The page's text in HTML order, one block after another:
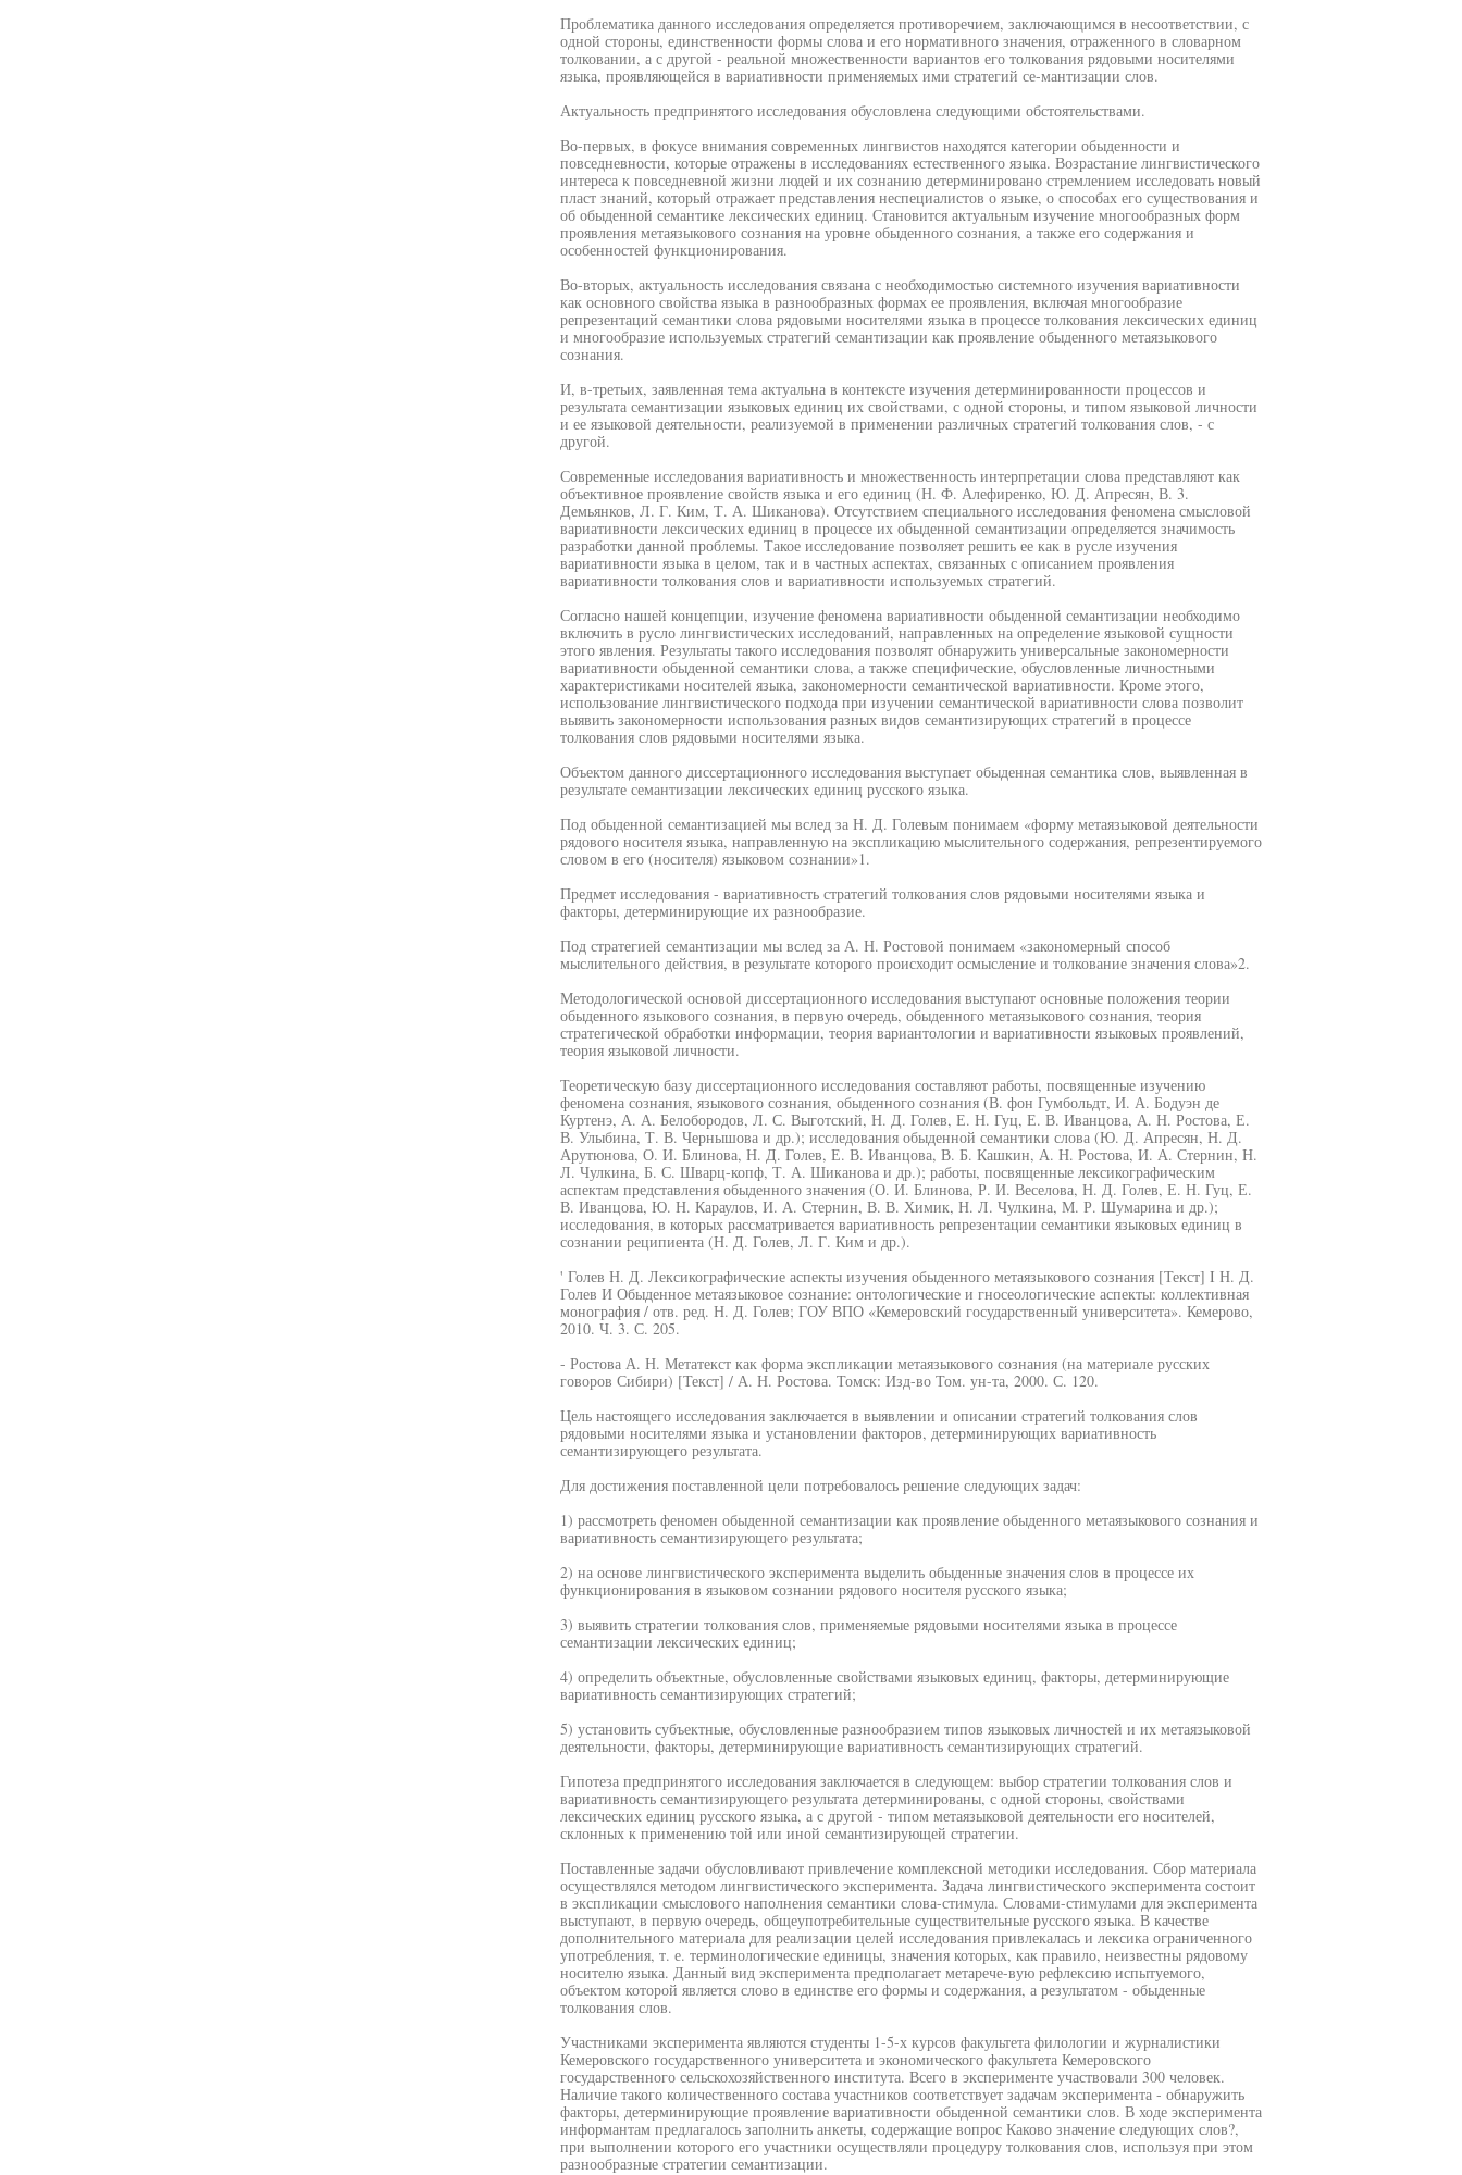
Проблематика данного исследования определяется противоречием, заключающимся в несоответствии, с
одной стороны, единственности формы слова и его нормативного значения, отраженного в словарном
толковании, а с другой - реальной множественности вариантов его толкования рядовыми носителями
языка, проявляющейся в вариативности применяемых ими стратегий се-мантизации слов.
Актуальность предпринятого исследования обусловлена следующими обстоятельствами.
Во-первых, в фокусе внимания современных лингвистов находятся категории обыденности и
повседневности, которые отражены в исследованиях естественного языка. Возрастание лингвистического
интереса к повседневной жизни людей и их сознанию детерминировано стремлением исследовать новый
пласт знаний, который отражает представления неспециалистов о языке, о способах его существования и
об обыденной семантике лексических единиц. Становится актуальным изучение многообразных форм
проявления метаязыкового сознания на уровне обыденного сознания, а также его содержания и
особенностей функционирования.
Во-вторых, актуальность исследования связана с необходимостью системного изучения вариативности
как основного свойства языка в разнообразных формах ее проявления, включая многообразие
репрезентаций семантики слова рядовыми носителями языка в процессе толкования лексических единиц
и многообразие используемых стратегий семантизации как проявление обыденного метаязыкового
сознания.
И, в-третьих, заявленная тема актуальна в контексте изучения детерминированности процессов и
результата семантизации языковых единиц их свойствами, с одной стороны, и типом языковой личности
и ее языковой деятельности, реализуемой в применении различных стратегий толкования слов, - с
другой.
Современные исследования вариативность и множественность интерпретации слова представляют как
объективное проявление свойств языка и его единиц (Н. Ф. Алефиренко, Ю. Д. Апресян, В. 3.
Демьянков, Л. Г. Ким, Т. А. Шиканова). Отсутствием специального исследования феномена смысловой
вариативности лексических единиц в процессе их обыденной семантизации определяется значимость
разработки данной проблемы. Такое исследование позволяет решить ее как в русле изучения
вариативности языка в целом, так и в частных аспектах, связанных с описанием проявления
вариативности толкования слов и вариативности используемых стратегий.
Согласно нашей концепции, изучение феномена вариативности обыденной семантизации необходимо
включить в русло лингвистических исследований, направленных на определение языковой сущности
этого явления. Результаты такого исследования позволят обнаружить универсальные закономерности
вариативности обыденной семантики слова, а также специфические, обусловленные личностными
характеристиками носителей языка, закономерности семантической вариативности. Кроме этого,
использование лингвистического подхода при изучении семантической вариативности слова позволит
выявить закономерности использования разных видов семантизирующих стратегий в процессе
толкования слов рядовыми носителями языка.
Объектом данного диссертационного исследования выступает обыденная семантика слов, выявленная в
результате семантизации лексических единиц русского языка.
Под обыденной семантизацией мы вслед за Н. Д. Голевым понимаем «форму метаязыковой деятельности
рядового носителя языка, направленную на экспликацию мыслительного содержания, репрезентируемого
словом в его (носителя) языковом сознании»1.
Предмет исследования - вариативность стратегий толкования слов рядовыми носителями языка и
факторы, детерминирующие их разнообразие.
Под стратегией семантизации мы вслед за А. Н. Ростовой понимаем «закономерный способ
мыслительного действия, в результате которого происходит осмысление и толкование значения слова»2.
Методологической основой диссертационного исследования выступают основные положения теории
обыденного языкового сознания, в первую очередь, обыденного метаязыкового сознания, теория
стратегической обработки информации, теория вариантологии и вариативности языковых проявлений,
теория языковой личности.
Теоретическую базу диссертационного исследования составляют работы, посвященные изучению
феномена сознания, языкового сознания, обыденного сознания (В. фон Гумбольдт, И. А. Бодуэн де
Куртенэ, А. А. Белобородов, Л. С. Выготский, Н. Д. Голев, Е. Н. Гуц, Е. В. Иванцова, А. Н. Ростова, Е.
В. Улыбина, Т. В. Чернышова и др.); исследования обыденной семантики слова (Ю. Д. Апресян, Н. Д.
Арутюнова, О. И. Блинова, Н. Д. Голев, Е. В. Иванцова, В. Б. Кашкин, А. Н. Ростова, И. А. Стернин, Н.
Л. Чулкина, Б. С. Шварц-копф, Т. А. Шиканова и др.); работы, посвященные лексикографическим
аспектам представления обыденного значения (О. И. Блинова, Р. И. Веселова, Н. Д. Голев, Е. Н. Гуц, Е.
В. Иванцова, Ю. Н. Караулов, И. А. Стернин, В. В. Химик, Н. Л. Чулкина, М. Р. Шумарина и др.);
исследования, в которых рассматривается вариативность репрезентации семантики языковых единиц в
сознании реципиента (Н. Д. Голев, Л. Г. Ким и др.).
' Голев Н. Д. Лексикографические аспекты изучения обыденного метаязыкового сознания [Текст] I Н. Д.
Голев И Обыденное метаязыковое сознание: онтологические и гносеологические аспекты: коллективная
монография / отв. ред. Н. Д. Голев; ГОУ ВПО «Кемеровский государственный университета». Кемерово,
2010. Ч. 3. С. 205.
- Ростова А. Н. Метатекст как форма экспликации метаязыкового сознания (на материале русских
говоров Сибири) [Текст] / А. Н. Ростова. Томск: Изд-во Том. ун-та, 2000. С. 120.
Цель настоящего исследования заключается в выявлении и описании стратегий толкования слов
рядовыми носителями языка и установлении факторов, детерминирующих вариативность
семантизирующего результата.
Для достижения поставленной цели потребовалось решение следующих задач:
1) рассмотреть феномен обыденной семантизации как проявление обыденного метаязыкового сознания и
вариативность семантизирующего результата;
2) на основе лингвистического эксперимента выделить обыденные значения слов в процессе их
функционирования в языковом сознании рядового носителя русского языка;
3) выявить стратегии толкования слов, применяемые рядовыми носителями языка в процессе
семантизации лексических единиц;
4) определить объектные, обусловленные свойствами языковых единиц, факторы, детерминирующие
вариативность семантизирующих стратегий;
5) установить субъектные, обусловленные разнообразием типов языковых личностей и их метаязыковой
деятельности, факторы, детерминирующие вариативность семантизирующих стратегий.
Гипотеза предпринятого исследования заключается в следующем: выбор стратегии толкования слов и
вариативность семантизирующего результата детерминированы, с одной стороны, свойствами
лексических единиц русского языка, а с другой - типом метаязыковой деятельности его носителей,
склонных к применению той или иной семантизирующей стратегии.
Поставленные задачи обусловливают привлечение комплексной методики исследования. Сбор материала
осуществлялся методом лингвистического эксперимента. Задача лингвистического эксперимента состоит
в экспликации смыслового наполнения семантики слова-стимула. Словами-стимулами для эксперимента
выступают, в первую очередь, общеупотребительные существительные русского языка. В качестве
дополнительного материала для реализации целей исследования привлекалась и лексика ограниченного
употребления, т. е. терминологические единицы, значения которых, как правило, неизвестны рядовому
носителю языка. Данный вид эксперимента предполагает метарече-вую рефлексию испытуемого,
объектом которой является слово в единстве его формы и содержания, а результатом - обыденные
толкования слов.
Участниками эксперимента являются студенты 1-5-х курсов факультета филологии и журналистики
Кемеровского государственного университета и экономического факультета Кемеровского
государственного сельскохозяйственного института. Всего в эксперименте участвовали 300 человек.
Наличие такого количественного состава участников соответствует задачам эксперимента - обнаружить
факторы, детерминирующие проявление вариативности обыденной семантики слов. В ходе эксперимента
информантам предлагалось заполнить анкеты, содержащие вопрос Каково значение следующих слов?,
при выполнении которого его участники осуществляли процедуру толкования слов, используя при этом
разнообразные стратегии семантизации.